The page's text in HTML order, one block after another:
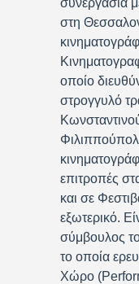
στη
οποίο
στρογγυλό
επιτροπές
και σε
εξωτερικό.
σύμβουλος
το οποία
Χώρο